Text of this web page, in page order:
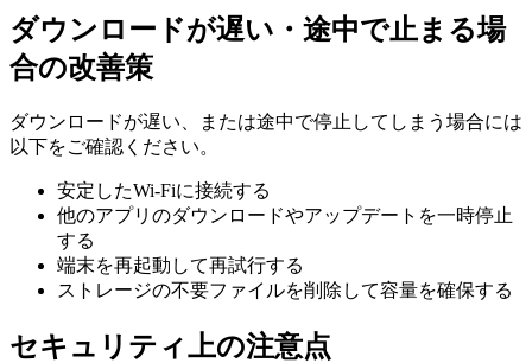
ダウンロードが遅い・途中で止まる場
合の改善策
ダウンロードが遅い、または途中で停止してしまう場合には
以下をご確認ください。
安定したWi-Fiに接続する
他のアプリのダウンロードやアップデートを一時停止
する
端末を再起動して再試行する
ストレージの不要ファイルを削除して容量を確保する
セキュリティ上の注意点